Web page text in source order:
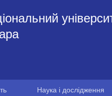
Наука і дослідження